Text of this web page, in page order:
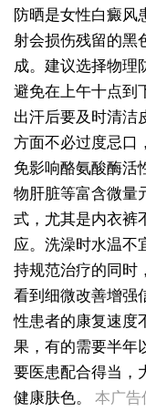
防晒是女性白癜风
射会损伤残留的黑
成。建议选择物理
避免在上午十点到
出汗后要及时清洁
方面不必过度忌口
免影响酪氨酸酶活
物肝脏等富含微量
式，尤其是内衣裤
应。洗澡时水温不
持规范治疗的同时
看到细微改善增强
性患者的康复速度
果，有的需要半年
要医患配合得当，
健康肤色。
本广告